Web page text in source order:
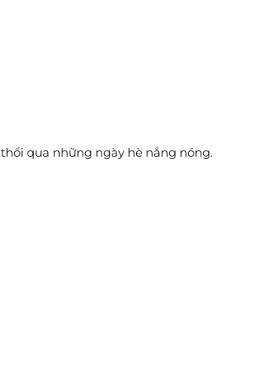
qua những ngày hè nắng nóng.